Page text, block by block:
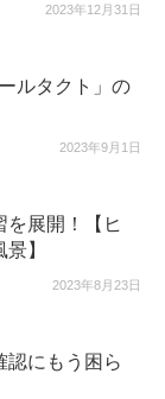
2023年12月31日
2023年9月1日
ルタクト」の
2023年8月23日
を展開！【ヒ
】
認にもう困ら